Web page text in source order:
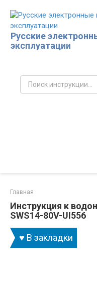
контенту
Русские
эксплуатации
Поиск:
Главная
Инструкция к
SWS14-80V-UI556
♥ В закладки